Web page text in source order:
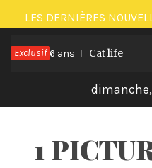
Passer
au
contenu
LES DERNIÈRES
Exclusif
Il y a 6 ans Cat life Il
1